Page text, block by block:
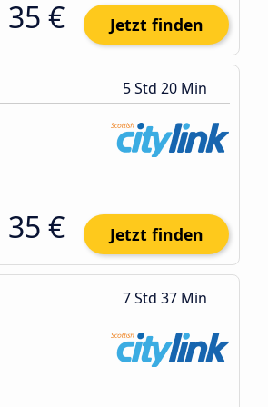
35 € Jetzt finden
5 Std 20 Min
35 € Jetzt finden
7 Std 37 Min